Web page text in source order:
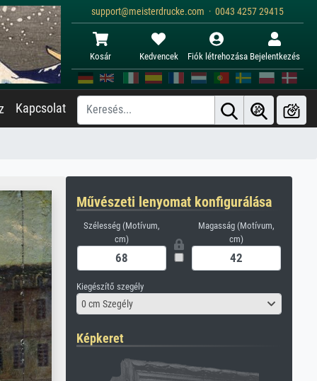
support@meisterdrucke.com · 0043 4257 29415
Kosár Kedvencek Fiók létrehozása Bejelentkezés
Kapcsolat
Művészeti lenyomat konfigurálása
Szélesség (Motívum,
cm)
Magasság (Motívum,
cm)
Kiegészítő szegély
0 cm Szegély
Képkeret